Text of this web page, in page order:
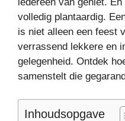
iedereen van geniet.
volledig plantaardig.
is niet alleen een feest
verrassend lekkere en
gelegenheid. Ontdek
samenstelt die
Inhoudsopgave